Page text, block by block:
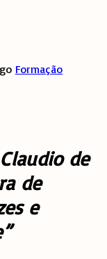
Formação
de
de
e